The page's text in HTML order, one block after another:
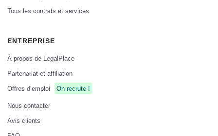
Tous les contrats et services
ENTREPRISE
À propos de LegalPlace
Partenariat et affiliation
Offres d’emploi
On recrute !
Nous contacter
Avis clients